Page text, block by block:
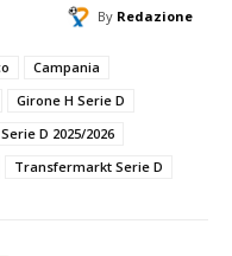
By Redazione
Campania
Girone H Serie D
Serie D 2025/2026
Transfermarkt Serie D